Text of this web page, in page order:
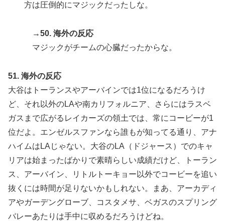
方は圧倒的にマジックだったしな。
→50. 海外の反応
マジックがチームの心臓だったからな。
51. 海外の反応
大谷はトーランスやアーバインでは1位になるだろうけ
ど、それ以外のLAや南カリフォルニア、さらにはラスベ
ガスまで広がるレイカーズの領土では、常にコービーが1
位だよ。エンゼルスファンなら誰もが知ってる通り、アナ
ハイムはLAじゃない。大谷のLA（ドジャース）でのキャ
リアは始まったばかりで素晴らしい成績だけど、トーラン
ス、アーバイン、リトルトーキョー以外でコービーを追い
抜くには時間が足りないかもしれない。まあ、アーカディ
アやガーデングローブ、コスタメサ、ベガスのスプリング
バレーあたりは手中に収めるだろうけどね。